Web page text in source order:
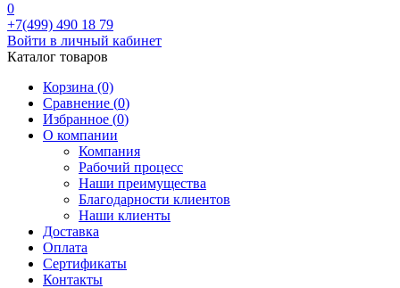
0
+7(499) 490 18 79
Войти в личный кабинет
Каталог товаров
Корзина (0)
Сравнение (0)
Избранное (0)
О компании
Компания
Рабочий процесс
Наши преимущества
Благодарности клиентов
Наши клиенты
Доставка
Оплата
Сертификаты
Контакты